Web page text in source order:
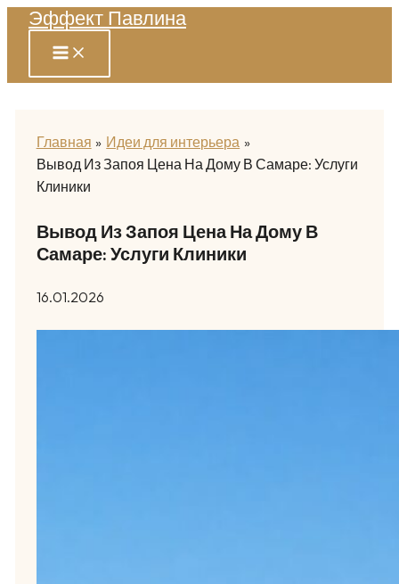
Перейти
содержимому
Эффект Павлина
Главная
Идеи для интерьера
Вывод Из Запоя Цена На Дому В Самаре: Услуги
Клиники
Вывод Из Запоя Цена На Дому В
Самаре: Услуги Клиники
16.01.2026